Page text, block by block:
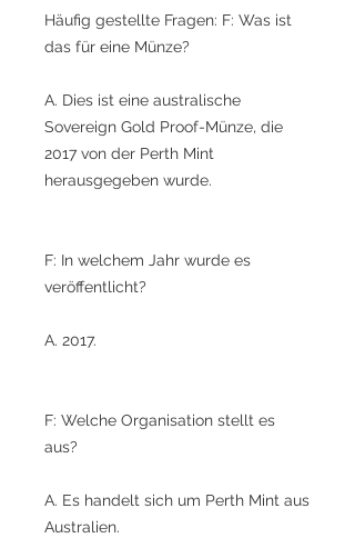
Häufig gestellte Fragen: F: Was ist
das für eine Münze?
A. Dies ist eine australische
Sovereign Gold Proof-Münze, die
2017 von der Perth Mint
herausgegeben wurde.
F: In welchem Jahr wurde es
veröffentlicht?
A. 2017.
F: Welche Organisation stellt es
aus?
A. Es handelt sich um Perth Mint aus
Australien.